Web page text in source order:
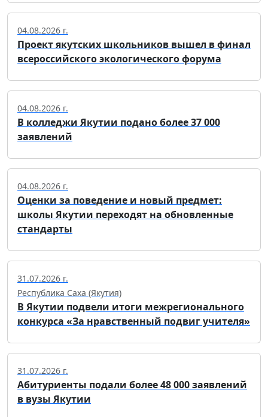
04.08.2026 г.
Проект якутских школьников вышел в финал
всероссийского экологического форума
04.08.2026 г.
В колледжи Якутии подано более 37 000
заявлений
04.08.2026 г.
Оценки за поведение и новый предмет:
школы Якутии переходят на обновленные
стандарты
31.07.2026 г.
Республика Саха (Якутия)
В Якутии подвели итоги межрегионального
конкурса «За нравственный подвиг учителя»
31.07.2026 г.
Абитуриенты подали более 48 000 заявлений
в вузы Якутии